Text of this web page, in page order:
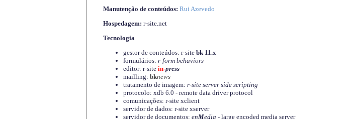
Manutenção de conteúdos: Rui Azevedo
Hospedagem: r-site.net
Tecnologia
gestor de conteúdos: r-site bk 11.x
formulários: r-form behaviors
editor: r-site in-press
mailling: bknews
tratamento de imagem: r-site server side scripting
protocolo: xdb 6.0 - remote data driver protocol
comunicações: r-site xclient
servidor de dados: r-site xserver
servidor de documentos: enMedia - large encoded media server